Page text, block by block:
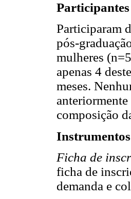
Participantes
Participaram
pós-
mulheres
apenas 4
meses.
composição
Instrumentos
Ficha de
ficha de
demanda e